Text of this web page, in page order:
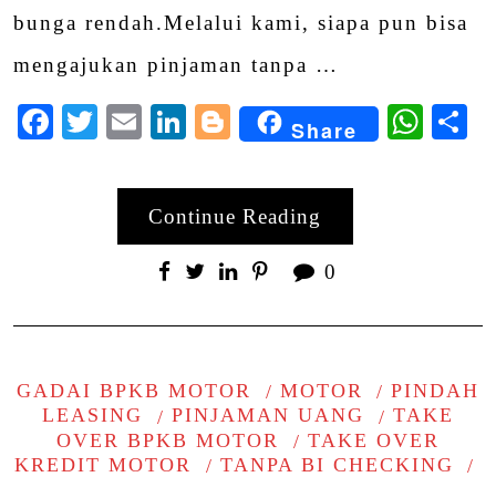
bunga rendah.Melalui kami, siapa pun bisa
mengajukan pinjaman tanpa …
Facebook
Twitter
EmailLinkedIn
Blogger
Share
Continue Reading
0
GADAI BPKB MOTOR MOTOR
PINDAH
LEASING
PINJAMAN UANG
TAKE
OVER BPKB MOTOR
TAKE OVER
KREDIT MOTOR
TANPA BI CHECKING